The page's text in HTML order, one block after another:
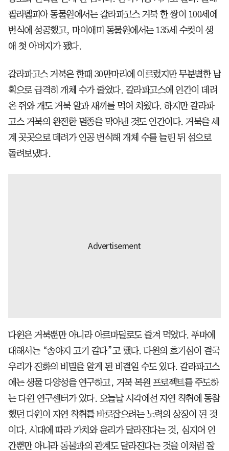
필라델피아 동물원에서는 갈라파고스 거북 한 쌍이 100세에
번식에 성공했고, 마이애미 동물원에서는 135세 수컷이 생
애 첫 아버지가 됐다.
갈라파고스 거북은 한때 30만마리에 이르렀지만 무분별한 남
획으로 급격히 개체 수가 줄었다. 갈라파고스에 인간이 데려
온 쥐와 개도 거북 알과 새끼를 먹어 치웠다. 하지만 갈라파
고스 거북의 완전한 멸종을 막아낸 것도 인간이다. 거북을 세
계 곳곳으로 데려가 인공 번식해 개체 수를 늘린 뒤 섬으로
돌려보냈다.
다윈은 거북뿐만 아니라 아르마딜로도 즐겨 먹었다. 푸마에
대해서는 “송아지 고기 같다”고 했다. 다윈의 호기심이 결국
우리가 진화의 비밀을 알게 된 비결일 수도 있다. 갈라파고스
에는 생물 다양성을 연구하고, 거북 복원 프로젝트를 주도하
는 다윈 연구센터가 있다. 오늘날 시각에선 자연 착취에 동참
했던 다윈이 자연 착취를 바로잡으려는 노력의 상징이 된 것
이다. 시대에 따라 가치와 윤리가 달라진다는 것, 심지어 인
간뿐만 아니라 동물과의 관계도 달라진다는 것을 이처럼 잘